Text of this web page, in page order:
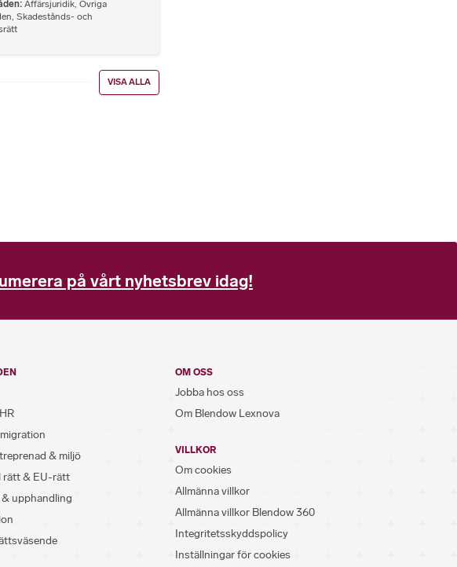
Affärsjuridik Övriga
Skadestånds- och
VISA ALLA
på vårt nyhetsbrev idag!
& miljö
rätt & EU-rätt
upphandling
OM OSS
Jobba hos oss
Om Blendow Lexnova
VILLKOR
Om cookies
Allmänna villkor
Allmänna villkor Blendow 360
Integritetsskyddspolicy
Inställningar för cookies